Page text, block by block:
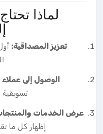
لماذا
تعزيز المصداقية:
الوصول إلى
تسويقية
عرض الخدمات
إظهار كل ما